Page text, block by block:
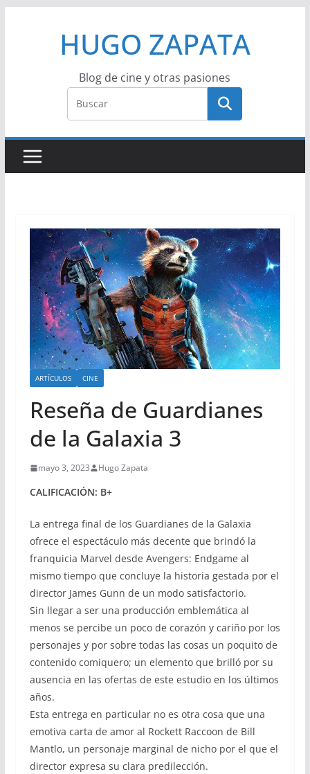
HUGO ZAPATA
Blog de cine y otras pasiones
ARTÍCULOS CINE
Reseña de Guardianes
de la Galaxia 3
mayo 3, 2023 Hugo Zapata
CALIFICACIÓN: B+
La entrega final de los Guardianes de la Galaxia
ofrece el espectáculo más decente que brindó la
franquicia Marvel desde Avengers: Endgame al
mismo tiempo que concluye la historia gestada por el
director James Gunn de un modo satisfactorio.
Sin llegar a ser una producción emblemática al
menos se percibe un poco de corazón y cariño por los
personajes y por sobre todas las cosas un poquito de
contenido comiquero; un elemento que brilló por su
ausencia en las ofertas de este estudio en los últimos
años.
Esta entrega en particular no es otra cosa que una
emotiva carta de amor al Rockett Raccoon de Bill
Mantlo, un personaje marginal de nicho por el que el
director expresa su clara predilección.